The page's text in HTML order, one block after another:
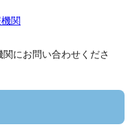
関
にお問い合わせくださ